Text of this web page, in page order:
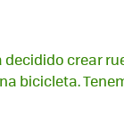
decidido crear
bicicleta.